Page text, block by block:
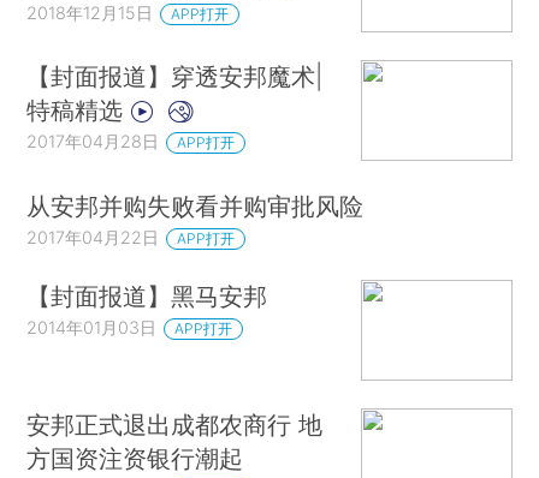
2018年12月15日 APP打开
【封面报道】穿透安邦魔术|
特稿精选
2017年04月28日 APP打开
从安邦并购失败看并购审批风险
2017年04月22日 APP打开
【封面报道】黑马安邦
2014年01月03日 APP打开
安邦正式退出成都农商行 地
方国资注资银行潮起